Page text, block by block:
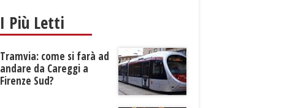
I Più Letti
Tramvia: come si farà ad
andare da Careggi a
Firenze Sud?